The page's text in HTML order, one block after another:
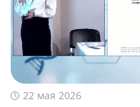
22 мая 2026